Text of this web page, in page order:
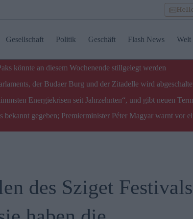
Gesellschaft Politik Geschäft Flash News Welt
könnte an diesem Wochenende stillgelegt werden
der Budaer Burg und der Zitadelle wird
Energiekrisen seit Jahrzehnten“, und gibt neuen
gegeben; Premierminister Péter Magyar warnt vor
des Sziget Festivals